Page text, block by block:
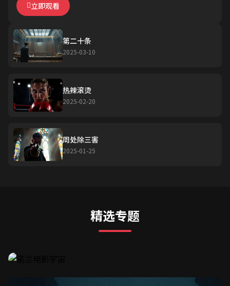
立即观看
第二十条
2025-03-10
热辣滚烫
2025-02-20
周处除三害
2025-01-25
精选专题
第12期